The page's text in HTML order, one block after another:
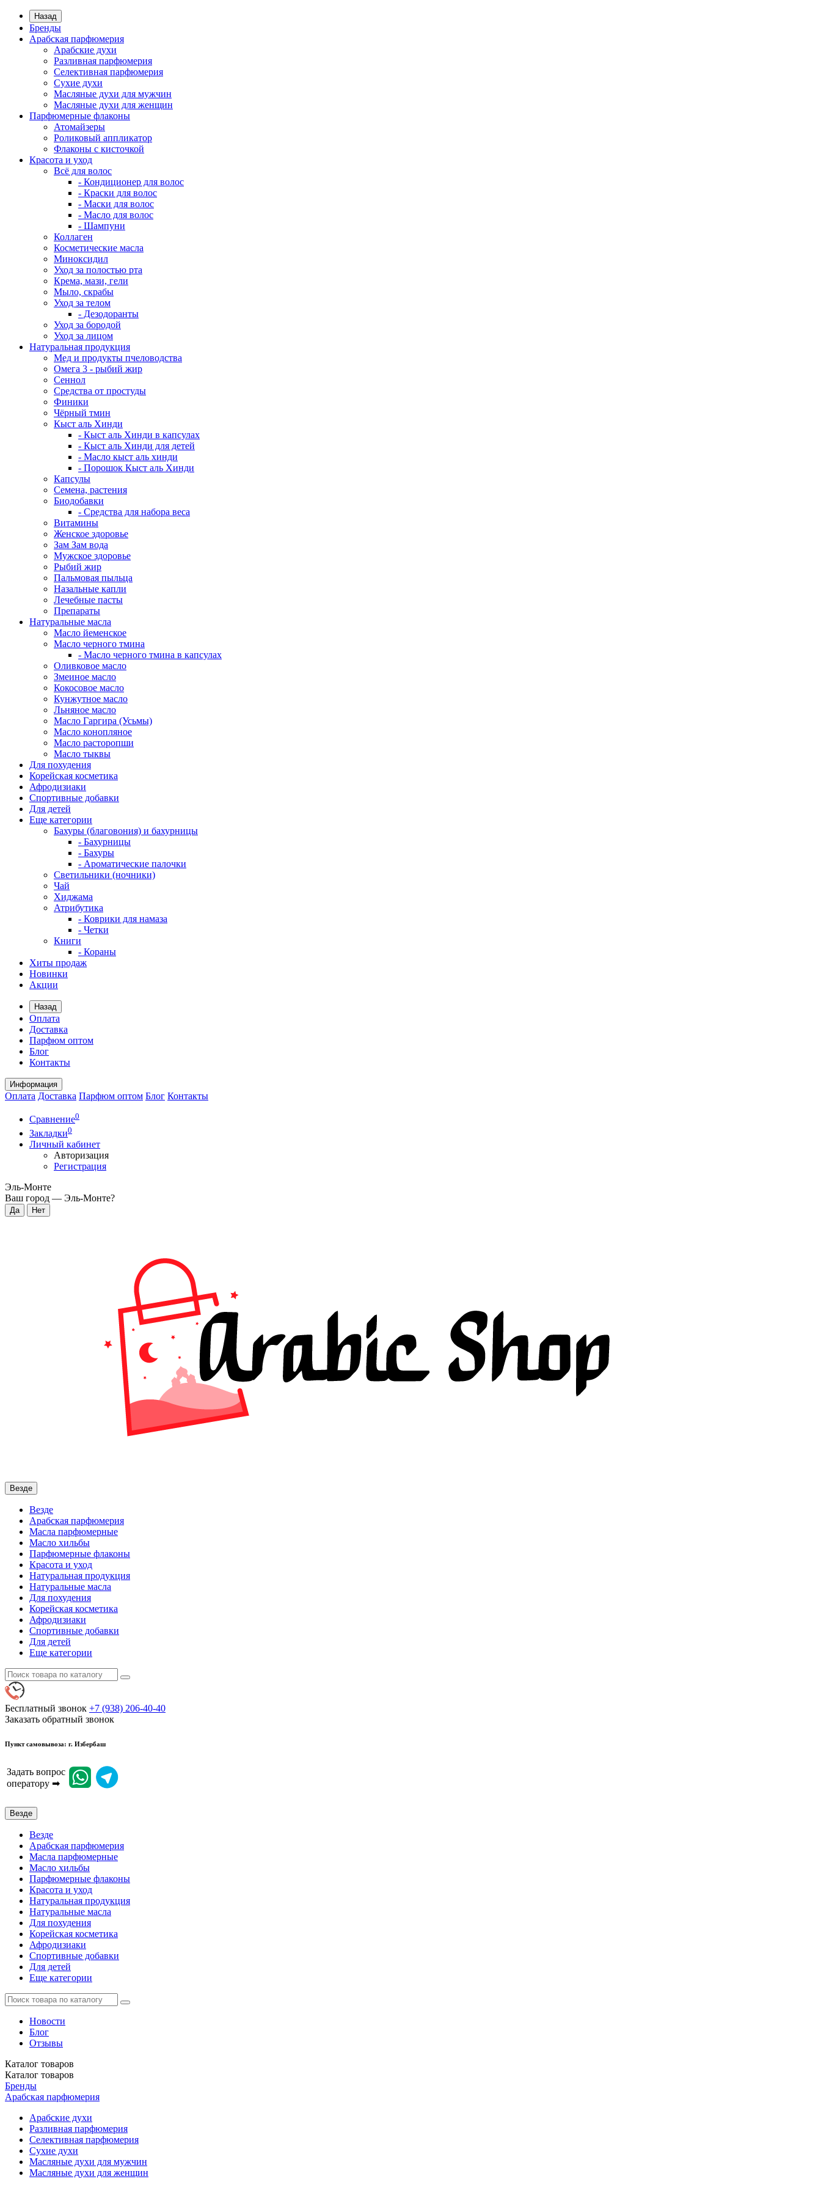
Назад
Бренды
Арабская парфюмерия
Арабские духи
Разливная парфюмерия
Селективная парфюмерия
Сухие духи
Масляные духи для мужчин
Масляные духи для женщин
Парфюмерные флаконы
Атомайзеры
Роликовый аппликатор
Флаконы с кисточкой
Красота и уход
Всё для волос
- Кондиционер для волос
- Краски для волос
- Маски для волос
- Масло для волос
- Шампуни
Коллаген
Косметические масла
Миноксидил
Уход за полостью рта
Крема, мази, гели
Мыло, скрабы
Уход за телом
- Дезодоранты
Уход за бородой
Уход за лицом
Натуральная продукция
Мед и продукты пчеловодства
Омега 3 - рыбий жир
Сеннол
Средства от простуды
Финики
Чёрный тмин
Кыст аль Хинди
- Кыст аль Хинди в капсулах
- Кыст аль Хинди для детей
- Масло кыст аль хинди
- Порошок Кыст аль Хинди
Капсулы
Семена, растения
Биодобавки
- Средства для набора веса
Витамины
Женское здоровье
Зам Зам вода
Мужское здоровье
Рыбий жир
Пальмовая пыльца
Назальные капли
Лечебные пасты
Препараты
Натуральные масла
Масло йеменское
Масло черного тмина
- Масло черного тмина в капсулах
Оливковое масло
Змеиное масло
Кокосовое масло
Кунжутное масло
Льняное масло
Масло Гаргира (Усьмы)
Масло конопляное
Масло расторопши
Масло тыквы
Для похудения
Корейская косметика
Афродизиаки
Спортивные добавки
Для детей
Еще категории
Бахуры (благовония) и бахурницы
- Бахурницы
- Бахуры
- Ароматические палочки
Светильники (ночники)
Чай
Хиджама
Атрибутика
- Коврики для намаза
- Четки
Книги
- Кораны
Хиты продаж
Новинки
Акции
Назад
Оплата
Доставка
Парфюм оптом
Блог
Контакты
Информация
Оплата Доставка Парфюм оптом Блог Контакты
Сравнение0
Закладки0
Личный кабинет
Авторизация
Регистрация
Эль-Монте
Ваш город — Эль-Монте?
Везде
Везде
Арабская парфюмерия
Масла парфюмерные
Масло хильбы
Парфюмерные флаконы
Красота и уход
Натуральная продукция
Натуральные масла
Для похудения
Корейская косметика
Афродизиаки
Спортивные добавки
Для детей
Еще категории
Бесплатный звонок +7 (938) 206-40-40
Заказать обратный звонок
Пункт самовывоза: г. Избербаш
Задать вопрос
оператору ➡
Везде
Везде
Арабская парфюмерия
Масла парфюмерные
Масло хильбы
Парфюмерные флаконы
Красота и уход
Натуральная продукция
Натуральные масла
Для похудения
Корейская косметика
Афродизиаки
Спортивные добавки
Для детей
Еще категории
Новости
Блог
Отзывы
Каталог товаров
Каталог товаров
Бренды
Арабская парфюмерия
Арабские духи
Разливная парфюмерия
Селективная парфюмерия
Сухие духи
Масляные духи для мужчин
Масляные духи для женщин